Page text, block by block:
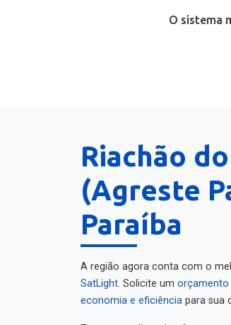
O sistema
Riachão
(Agreste
Paraíba
A região agora conta com o
SatLight. Solicite um orçamento
economia e eficiência para sua